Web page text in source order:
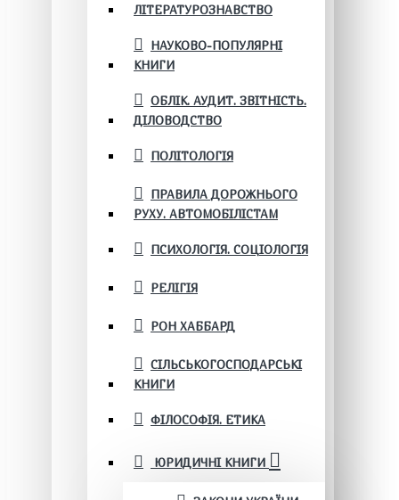
ЛІТЕРАТУРОЗНАВСТВО
НАУКОВО-ПОПУЛЯРНІ
КНИГИ
ОБЛІК. АУДИТ. ЗВІТНІСТЬ.
ДІЛОВОДСТВО
ПОЛІТОЛОГІЯ
ПРАВИЛА ДОРОЖНЬОГО
РУХУ. АВТОМОБІЛІСТАМ
ПСИХОЛОГІЯ. СОЦІОЛОГІЯ
РЕЛІГІЯ
РОН ХАББАРД
СІЛЬСЬКОГОСПОДАРСЬКІ
КНИГИ
ФІЛОСОФІЯ. ЕТИКА
ЮРИДИЧНІ КНИГИ